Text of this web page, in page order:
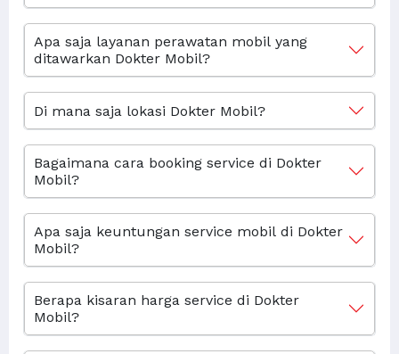
Apa saja layanan perawatan mobil yang
ditawarkan Dokter Mobil?
Di mana saja lokasi Dokter Mobil?
Bagaimana cara booking service di Dokter
Mobil?
Apa saja keuntungan service mobil di Dokter
Mobil?
Berapa kisaran harga service di Dokter
Mobil?